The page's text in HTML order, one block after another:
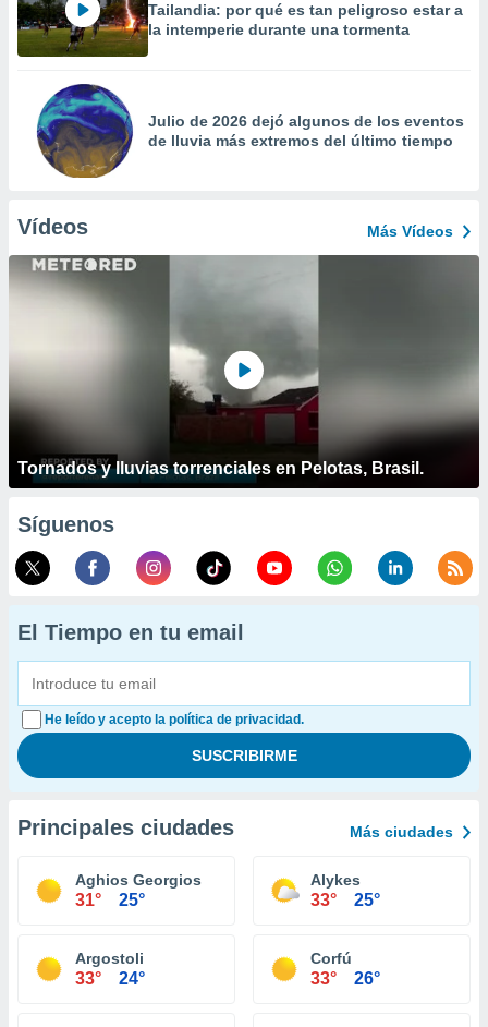
Tailandia: por qué es tan peligroso estar a
la intemperie durante una tormenta
Julio de 2026 dejó algunos de los eventos
de lluvia más extremos del último tiempo
Vídeos Más Vídeos
Tornados y lluvias torrenciales en Pelotas, Brasil.
Síguenos
El Tiempo en tu email
He leído y acepto la política de privacidad.
Principales ciudades Más ciudades
Aghios Georgios
31° 25°
Alykes
33° 25°
Argostoli
33° 24°
Corfú
33° 26°